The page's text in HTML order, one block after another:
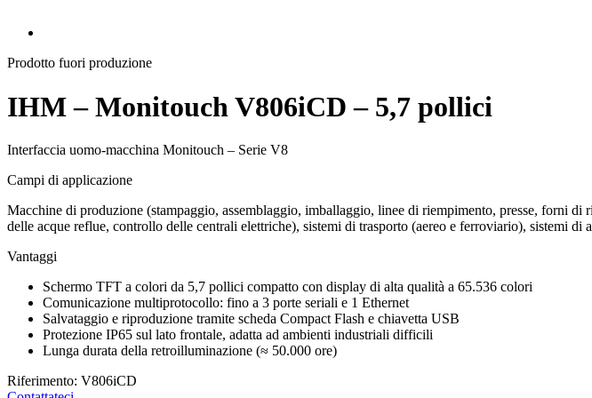
Prodotto fuori produzione
IHM – Monitouch V806iCD – 5,7 pollici
Interfaccia uomo-macchina Monitouch – Serie V8
Campi di applicazione
Macchine di produzione (stampaggio, assemblaggio, imballaggio, linee di riempimento, presse, forni
delle acque reflue, controllo delle centrali elettriche), sistemi di trasporto (aereo e ferroviario), sistemi
Vantaggi
Schermo TFT a colori da 5,7 pollici compatto con display di alta qualità a 65.536 colori
Comunicazione multiprotocollo: fino a 3 porte seriali e 1 Ethernet
Salvataggio e riproduzione tramite scheda Compact Flash e chiavetta USB
Protezione IP65 sul lato frontale, adatta ad ambienti industriali difficili
Lunga durata della retroilluminazione (≈ 50.000 ore)
Riferimento: V806iCD